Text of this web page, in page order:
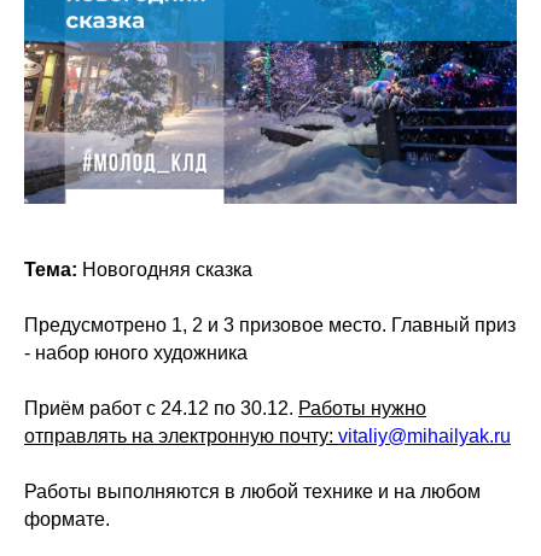
Тема: Новогодняя сказка
Предусмотрено 1, 2 и 3 призовое место. Главный приз
- набор юного художника
Приём работ с 24.12 по 30.12. Работы нужно
отправлять на электронную почту: vitaliy@mihailyak.ru
Работы выполняются в любой технике и на любом
формате.